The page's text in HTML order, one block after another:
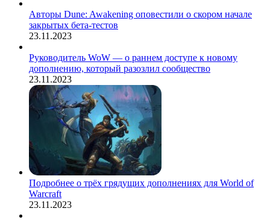
Авторы Dune: Awakening оповестили о скором начале
закрытых бета-тестов
23.11.2023
Руководитель WoW — о раннем доступе к новому
дополнению, который разозлил сообщество
23.11.2023
Подробнее о трёх грядущих дополнениях для World of
Warcraft
23.11.2023